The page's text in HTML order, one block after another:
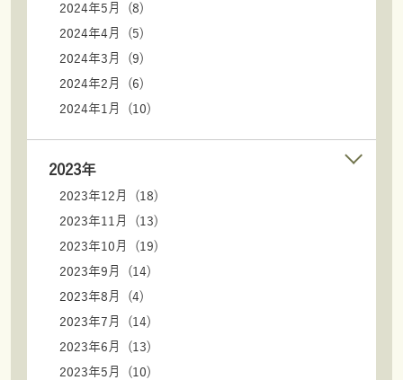
2024年5月 (8)
2024年4月 (5)
2024年3月 (9)
2024年2月 (6)
2024年1月 (10)
2023年
2023年12月 (18)
2023年11月 (13)
2023年10月 (19)
2023年9月 (14)
2023年8月 (4)
2023年7月 (14)
2023年6月 (13)
2023年5月 (10)